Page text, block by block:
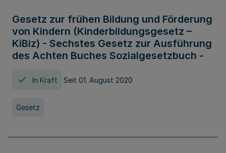
Gesetz zur frühen Bildung und Förderung
von Kindern (Kinderbildungsgesetz –
KiBiz) - Sechstes Gesetz zur Ausführung
des Achten Buches Sozialgesetzbuch -
In Kraft Seit 01. August 2020
Gesetz